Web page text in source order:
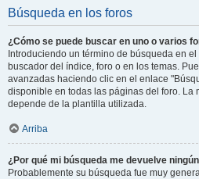
Búsqueda en los foros
¿Cómo se puede buscar en uno o varios
Introduciendo un término de búsqueda en
buscador del índice, foro o en los temas.
avanzadas haciendo clic en el enlace
disponible en todas las páginas del foro. La
depende de la plantilla utilizada.
Arriba
¿Por qué mi búsqueda me devuelve
Probablemente su búsqueda fue muy